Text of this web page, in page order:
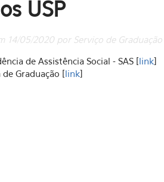
USP
14/05/2020 por Serviço de Graduação
de Assistência Social - SAS [link]
de Graduação [link]